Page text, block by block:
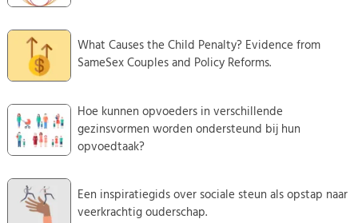
What Causes the Child Penalty? Evidence from
SameSex Couples and Policy Reforms.
Hoe kunnen opvoeders in verschillende
gezinsvormen worden ondersteund bij hun
opvoedtaak?
Een inspiratiegids over sociale steun als opstap naar
veerkrachtig ouderschap.